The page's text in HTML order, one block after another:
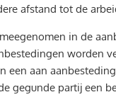
afstand tot de
in de
worden
een aan
gegunde partij een